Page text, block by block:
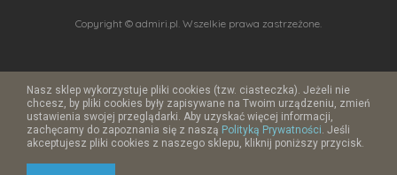
Copyright © admiri.pl. Wszelkie prawa zastrzeżone.
Nasz sklep wykorzystuje pliki cookies (tzw. ciasteczka). Jeżeli nie
chcesz, by pliki cookies były zapisywane na Twoim urządzeniu, zmień
ustawienia swojej przeglądarki. Aby uzyskać więcej informacji,
zachęcamy do zapoznania się z naszą Polityką Prywatności. Jeśli
akceptujesz pliki cookies z naszego sklepu, kliknij poniższy przycisk.